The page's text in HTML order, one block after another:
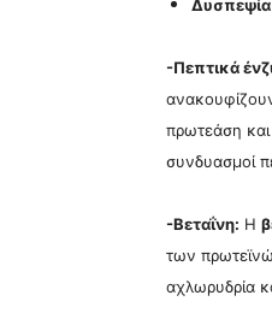
Δυσπεψία
-Πεπτικά
πρωτεάση και
συνδυασμοί
-Βεταΐνη: Η
των
αχλωρυδρία